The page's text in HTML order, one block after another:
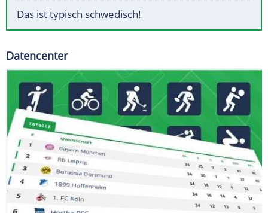
Das ist typisch schwedisch!
Datencenter